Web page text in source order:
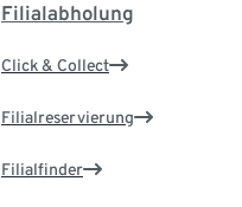
Filialabholung
Click & Collect
Filialreservierung
Filialfinder